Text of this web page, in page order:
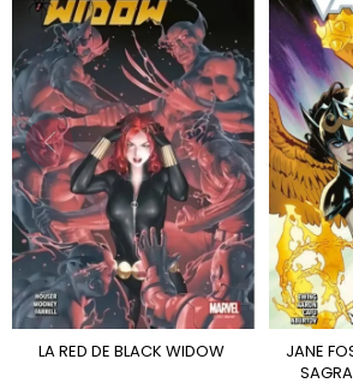
LA RED DE BLACK WIDOW
JANE FOSTER - VALKYRIA - LO